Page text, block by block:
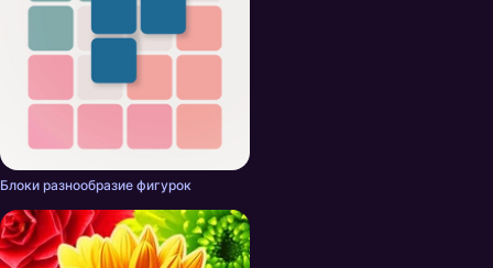
Блоки разнообразие фигурок